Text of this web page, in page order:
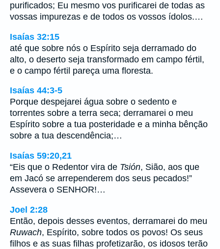
purificados; Eu mesmo vos purificarei de todas as
vossas impurezas e de todos os vossos ídolos.…
Isaías 32:15
até que sobre nós o Espírito seja derramado do
alto, o deserto seja transformado em campo fértil,
e o campo fértil pareça uma floresta.
Isaías 44:3-5
Porque despejarei água sobre o sedento e
torrentes sobre a terra seca; derramarei o meu
Espírito sobre a tua posteridade e a minha bênção
sobre a tua descendência;…
Isaías 59:20,21
“Eis que o Redentor vira de Tsión, Sião, aos que
em Jacó se arrependerem dos seus pecados!”
Assevera o SENHOR!…
Joel 2:28
Então, depois desses eventos, derramarei do meu
Ruwach, Espírito, sobre todos os povos! Os seus
filhos e as suas filhas profetizarão, os idosos terão